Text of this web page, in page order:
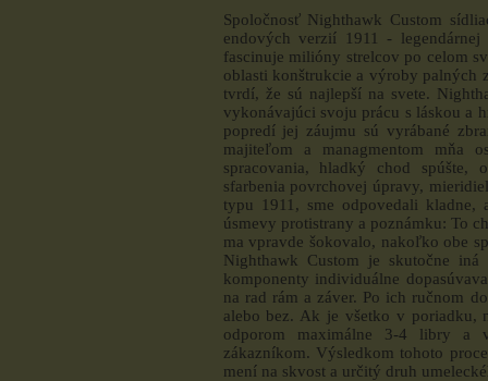
Spoločnosť Nighthawk Custom
endových verzií 1911 -
fascinuje milióny strelcov po celom
oblasti konštrukcie a výroby palných
tvrdí, že sú najlepší na svete.
vykonávajúci svoju prácu s láskou a
popredí jej záujmu sú vyrábané
majiteľom a managmentom mňa
spracovania, hladký chod spúšte,
sfarbenia povrchovej úpravy,
typu 1911, sme odpovedali
úsmevy protistrany a poznámku: To
ma vpravde šokovalo, nakoľko obe
Nighthawk Custom je skutočne
komponenty individuálne
na rad rám a záver. Po ich ručnom
alebo bez. Ak je všetko v poriadku,
odporom maximálne 3-4 libry a
zákazníkom. Výsledkom tohoto
mení na skvost a určitý druh